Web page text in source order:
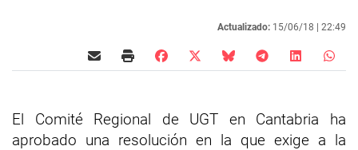
Actualizado: 15/06/18 | 22:49
El Comité Regional de UGT en Cantabria ha
aprobado una resolución en la que exige a la